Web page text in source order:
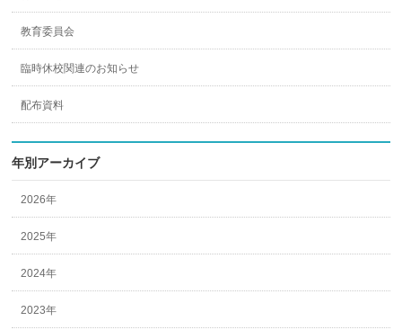
教育委員会
臨時休校関連のお知らせ
配布資料
年別アーカイブ
2026年
2025年
2024年
2023年